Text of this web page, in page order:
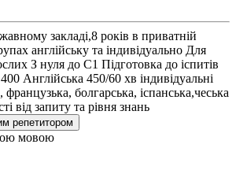
закладі,8 років в приватній
англійську та індивідуально Для
З нуля до С1 Підготовка до іспитів
Англійська 450/60 хв індивідуальні
болгарська, іспанська,чеська
від запиту та рівня знань
репетитором